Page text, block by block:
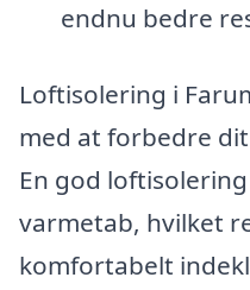
endnu bedre
Loftisolering i
med at forbedre
En god
varmetab, hvilket
komfortabelt